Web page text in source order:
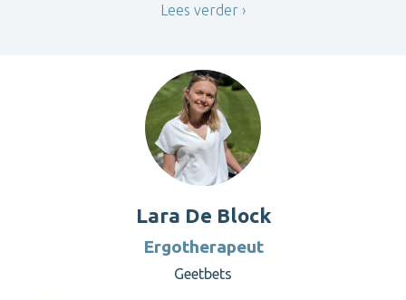
Lees verder
Lara De Block
Ergotherapeut
Geetbets